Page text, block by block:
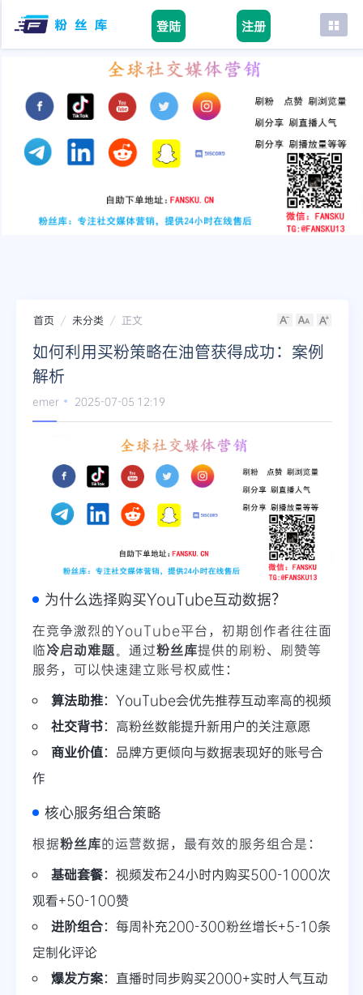
登陆 注册
首页
tiktok
youtube
instagram
首页 未分类 正文
如何利用买粉策略在油管获得成功：案例
解析
emer 2025-07-05 12:19
为什么选择购买YouTube互动数据？
在竞争激烈的YouTube平台，初期创作者往往面
临冷启动难题。通过粉丝库提供的刷粉、刷赞等
服务，可以快速建立账号权威性：
算法助推：YouTube会优先推荐互动率高的视频
社交背书：高粉丝数能提升新用户的关注意愿
商业价值：品牌方更倾向与数据表现好的账号合
作
核心服务组合策略
根据粉丝库的运营数据，最有效的服务组合是：
基础套餐：视频发布24小时内购买500-1000次
观看+50-100赞
进阶组合：每周补充200-300粉丝增长+5-10条
定制化评论
爆发方案：直播时同步购买2000+实时人气互动